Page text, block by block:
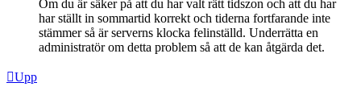
Om du är säker på att du har valt rätt tidszon och att du har
har ställt in sommartid korrekt och tiderna fortfarande inte
stämmer så är serverns klocka felinställd. Underrätta en
administratör om detta problem så att de kan åtgärda det.
Upp